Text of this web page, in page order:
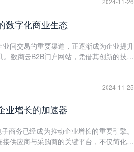
2024-11-26
数字化商业生态
间交易的重要渠道，正逐渐成为企业提升
数商云B2B门户网站，凭借其创新的技术
2024-11-25
业增长的加速器
商务已经成为推动企业增长的重要引擎。
供应商与采购商的关键平台，不仅简化了